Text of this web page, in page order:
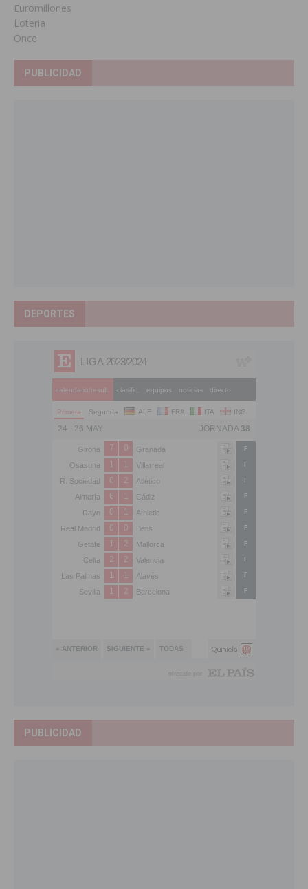
Euromillones
Loteria
Once
PUBLICIDAD
DEPORTES
PUBLICIDAD